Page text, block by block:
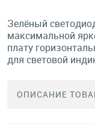
Зелёный
максимальной
плату
для световой
ОПИСАНИЕ